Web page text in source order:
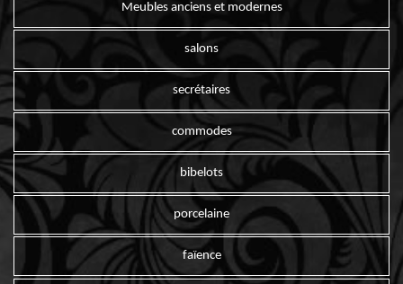
Meubles anciens et modernes
salons
secrétaires
commodes
bibelots
porcelaine
faïence